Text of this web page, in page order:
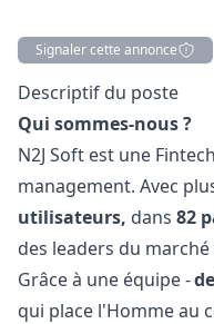
Signaler cette annonce
Description
Descriptif du poste
Qui sommes-nous ?
N2J Soft est une
management. Avec
utilisateurs, dans 82
des leaders du marché
Grâce à une équipe -
qui place l'Homme au